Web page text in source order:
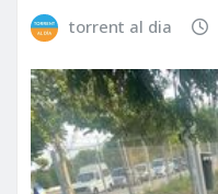
torrent al dia